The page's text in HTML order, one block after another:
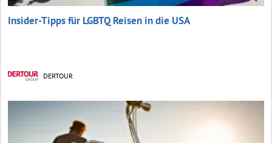
Insider-Tipps für LGBTQ Reisen in die USA
DERTOUR